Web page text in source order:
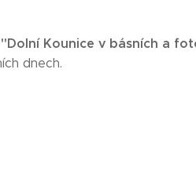
"Dolní Kounice v básních a
dnech.